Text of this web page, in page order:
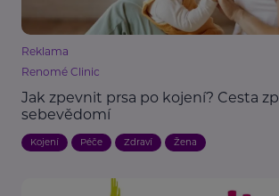
Reklama
Renomé Clinic
Jak zpevnit prsa po kojení? Cesta
sebevědomí
Kojení Péče Zdraví Žena